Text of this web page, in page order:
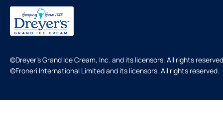
©Dreyer's Grand Ice Cream, Inc. and its licensors. All rights
©Froneri International Limited and its licensors. All rights reserved.